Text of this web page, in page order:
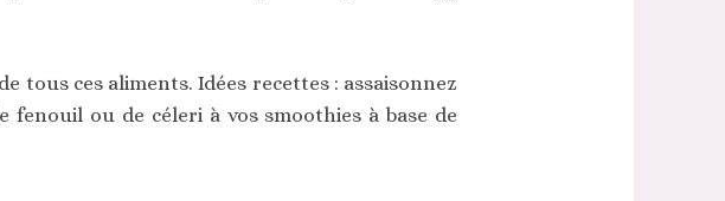
ces aliments. Idées recettes : assaisonnez
ou de céleri à vos smoothies à base de